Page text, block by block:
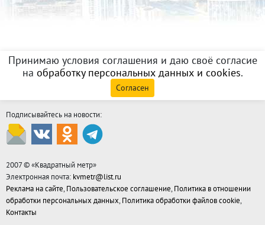
Принимаю условия соглашения и даю своё согласие
на обработку персональных данных и cookies.
Согласен
Подписывайтесь на новости:
2007 © «Квадратный метр»
Электронная почта: kvmetr@list.ru
Реклама на сайте, Пользовательское соглашение, Политика в отношении
обработки персональных данных, Политика обработки файлов cookie,
Контакты